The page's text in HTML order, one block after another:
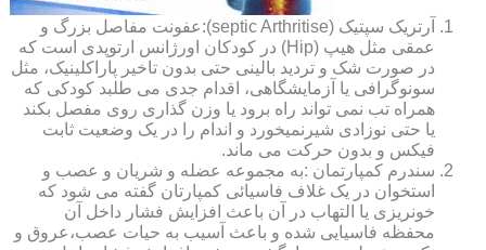
آرتریک سپتیک (septic Arthritise):عفونت مفاصل بزرگ و
عمقی مثل هیپ (Hip) در کودکان اورژانس ارتوپدی است که
در صورت شک و تردید بالینی حتی بدون تاخیر پاراکلینیک، مثل
سونوگرافی یا آزمایشگاهی، اقدام جدی می طلبد کودکی که
همراه تب نمی تواند راه برود یا وزن گذاری روی مفصل بکند
یا حتی نوزادی شیرنمیخورد و اندام را در یک وضعیت ثابت
فیکس و بدون حرکت می ماند.
سندرم کمپارتمان :به مجموعه عضله و شریان و عصب و
استخوان در یک غلاف فاسیائی کمپارتان گفته می شود که
خونریزی یا التهاب در آن باعث افزایش فشار داخل آن
محفظه فاسیایی شده و باعث آسیب به حیات عصب،عروق و